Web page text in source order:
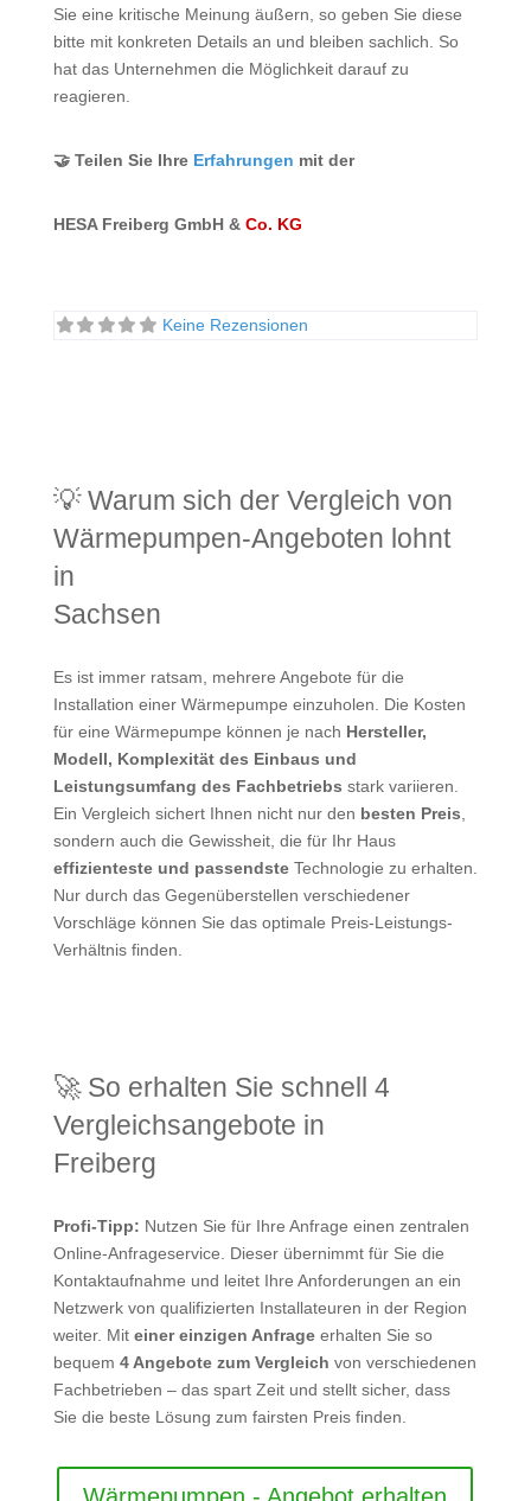
Sie eine kritische Meinung äußern, so geben Sie diese
bitte mit konkreten Details an und bleiben sachlich. So
hat das Unternehmen die Möglichkeit darauf zu
reagieren.
🤝 Teilen Sie Ihre Erfahrungen mit der
HESA Freiberg GmbH & Co. KG
Keine Rezensionen
💡 Warum sich der Vergleich von
Wärmepumpen-Angeboten lohnt
in
Sachsen
Es ist immer ratsam, mehrere Angebote für die
Installation einer Wärmepumpe einzuholen. Die Kosten
für eine Wärmepumpe können je nach Hersteller,
Modell, Komplexität des Einbaus und
Leistungsumfang des Fachbetriebs stark variieren.
Ein Vergleich sichert Ihnen nicht nur den besten Preis
sondern auch die Gewissheit, die für Ihr Haus
effizienteste und passendsteTechnologie zu erhalten.
Nur durch das Gegenüberstellen verschiedener
Vorschläge können Sie das optimale Preis-Leistungs-
Verhältnis finden.
🚀 So erhalten Sie schnell 4
Vergleichsangebote in
Freiberg
Profi-Tipp: Nutzen Sie für Ihre Anfrage einen zentralen
Online-Anfrageservice. Dieser übernimmt für Sie die
Kontaktaufnahme und leitet Ihre Anforderungen an ein
Netzwerk von qualifizierten Installateuren in der Region
weiter. Mit einer einzigen Anfrageerhalten Sie so
bequem 4 Angebote zum Vergleich von verschiedenen
Fachbetrieben – das spart Zeit und stellt sicher, dass
Sie die beste Lösung zum fairsten Preis finden.